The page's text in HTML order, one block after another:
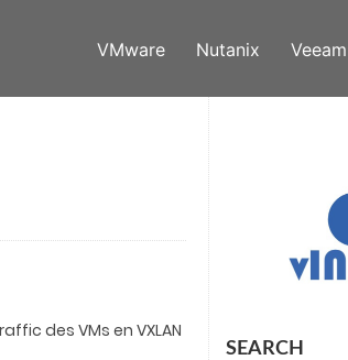
VMware Nutanix Veeam
des VMs en VXLAN
SEARCH